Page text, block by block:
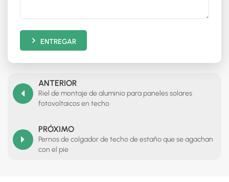
ENTREGAR
ANTERIOR
Riel de montaje de aluminio para paneles solares
fotovoltaicos en techo
PRÓXIMO
Pernos de colgador de techo de estaño que se agachan
con el pie